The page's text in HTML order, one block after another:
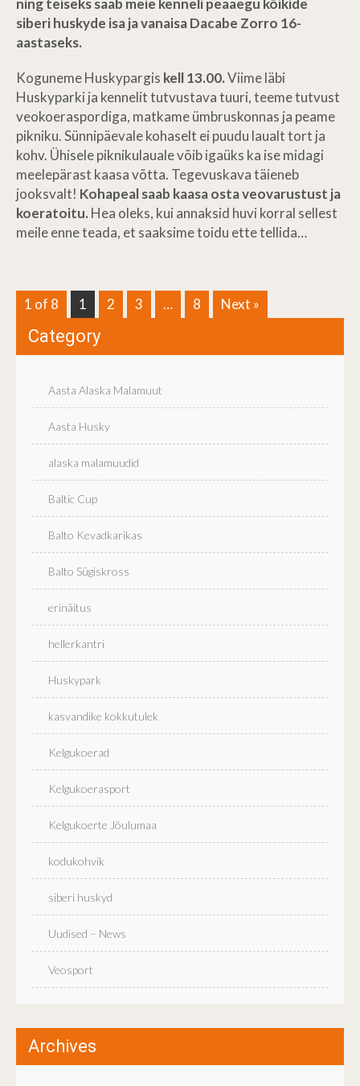
ning teiseks saab meie kenneli peaaegu kõikide
siberi huskyde isa ja vanaisa Dacabe Zorro 16-
aastaseks.
Koguneme Huskypargis kell 13.00.Viime läbi
Huskyparki ja kennelit tutvustava tuuri, teeme tutvust
veokoeraspordiga, matkame ümbruskonnas ja peame
pikniku. Sünnipäevale kohaselt ei puudu laualt tort ja
kohv. Ühisele piknikulauale võib igaüks ka ise midagi
meelepärast kaasa võtta. Tegevuskava täieneb
jooksvalt! Kohapeal saab kaasa osta veovarustust ja
koeratoitu. Hea oleks, kui annaksid huvi korral sellest
meile enne teada, et saaksime toidu ette tellida…
1 of 8 1 2 3 … 8 Next »
Category
Aasta Alaska Malamuut
Aasta Husky
alaska malamuudid
Baltic Cup
Balto Kevadkarikas
Balto Sügiskross
erinäitus
hellerkantri
Huskypark
kasvandike kokkutulek
Kelgukoerad
Kelgukoerasport
Kelgukoerte Jõulumaa
kodukohvik
siberi huskyd
Uudised – News
Veosport
Archives